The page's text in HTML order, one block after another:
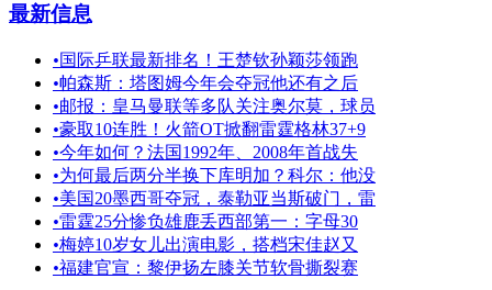
最新信息
•国际乒联最新排名！王楚钦孙颖莎领跑
•帕森斯：塔图姆今年会夺冠他还有之后
•邮报：皇马曼联等多队关注奥尔莫，球员
•豪取10连胜！火箭OT掀翻雷霆格林37+9
•今年如何？法国1992年、2008年首战失
•为何最后两分半换下库明加？科尔：他没
•美国20墨西哥夺冠，泰勒亚当斯破门，雷
•雷霆25分惨负雄鹿丢西部第一：字母30
•梅婷10岁女儿出演电影，搭档宋佳赵又
•福建官宣：黎伊扬左膝关节软骨撕裂赛